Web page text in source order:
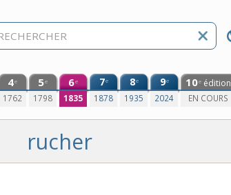
4e
1762
5e
1798
6e
1835
7e
1878
8e
1935
9e
2024
10e édition
EN COURS
rucher